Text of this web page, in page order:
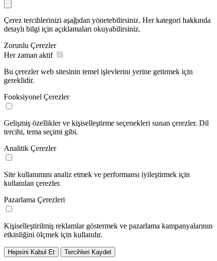
Çerez tercihlerinizi aşağıdan yönetebilirsiniz. Her kategori hakkında
detaylı bilgi için açıklamaları okuyabilirsiniz.
Zorunlu Çerezler
Her zaman aktif
Bu çerezler web sitesinin temel işlevlerini yerine getirmek için
gereklidir.
Fonksiyonel Çerezler
Gelişmiş özellikler ve kişiselleştirme seçenekleri sunan çerezler. Dil
tercihi, tema seçimi gibi.
Analitik Çerezler
Site kullanımını analiz etmek ve performansı iyileştirmek için
kullanılan çerezler.
Pazarlama Çerezleri
Kişiselleştirilmiş reklamlar göstermek ve pazarlama kampanyalarının
etkinliğini ölçmek için kullanılır.
Hepsini Kabul Et Tercihleri Kaydet